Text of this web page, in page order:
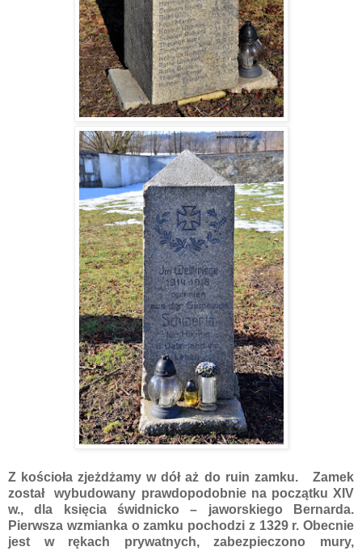
Z kościoła zjeżdżamy w dół aż do ruin zamku. Zamek
został wybudowany prawdopodobnie na początku XIV
w., dla księcia świdnicko – jaworskiego Bernarda.
Pierwsza wzmianka o zamku pochodzi z 1329 r. Obecnie
jest w rękach prywatnych, zabezpieczono mury,